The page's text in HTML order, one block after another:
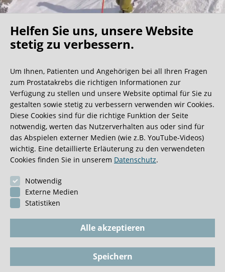
Oh what a ride!
Wir bekommen ja viele tolle Gästebucheinträge,
aber dieser ist doch sehr ungewöhnlich.
0:40 Minuten
Helfen Sie uns, unsere Website
stetig zu verbessern.
Um Ihnen, Patienten und Angehörigen bei all Ihren Fragen
zum Prostatakrebs die richtigen Informationen zur
Verfügung zu stellen und unsere Website optimal für Sie zu
gestalten sowie stetig zu verbessern verwenden wir Cookies.
Diese Cookies sind für die richtige Funktion der Seite
notwendig, werten das Nutzerverhalten aus oder sind für
das Abspielen externer Medien (wie z.B. YouTube-Videos)
wichtig. Eine detaillierte Erläuterung zu den verwendeten
Cookies finden Sie in unserem Datenschutz.
Notwendig
Externe Medien
Statistiken
Alle akzeptieren
Speichern